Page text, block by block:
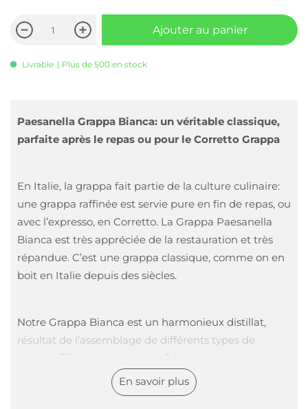
Ajouter au panier
Livrable | Plus de 500 en stock
Paesanella Grappa Bianca: un véritable classique,
parfaite après le repas ou pour le Corretto Grappa
En Italie, la grappa fait partie de la culture culinaire:
une grappa raffinée est servie pure en fin de repas, ou
avec l’expresso, en Corretto. La Grappa Paesanella
Bianca est très appréciée de la restauration et très
répandue. C’est une grappa classique, comme on en
boit en Italie depuis des siècles.
Notre Grappa Bianca est un harmonieux distillat,
résultat de l’assemblage de différents types de
grappa. Elle répond donc parfaitement à nos attentes
et nos représentations en termes de goût.
En savoir plus